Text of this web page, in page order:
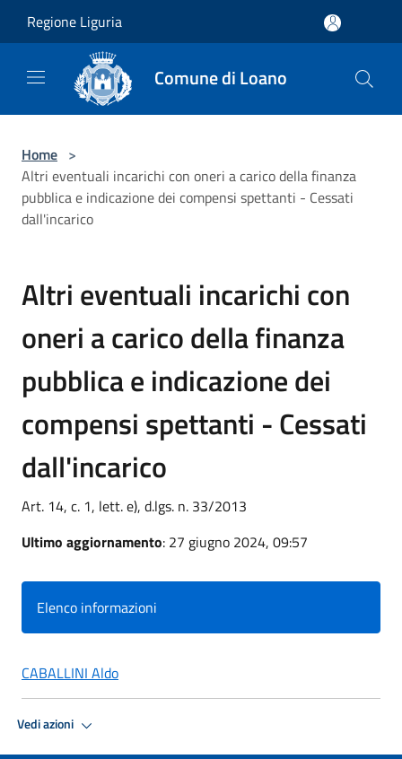
Regione Liguria
Comune di Loano
Home >
Altri eventuali incarichi con oneri a carico della finanza
pubblica e indicazione dei compensi spettanti - Cessati
dall'incarico
Altri eventuali incarichi con
oneri a carico della finanza
pubblica e indicazione dei
compensi spettanti - Cessati
dall'incarico
Art. 14, c. 1, lett. e), d.lgs. n. 33/2013
Ultimo aggiornamento: 27 giugno 2024, 09:57
Elenco informazioni
CABALLINI Aldo
Vedi azioni